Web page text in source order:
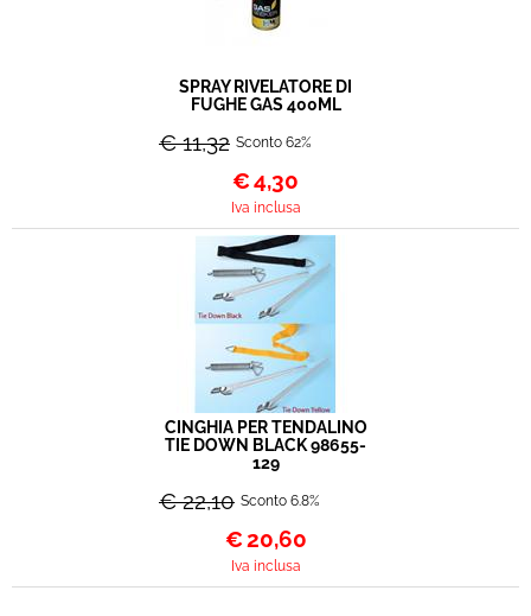
SPRAY RIVELATORE DI
FUGHE GAS 400ML
€ 11,32 Sconto 62%
€4,30
Iva inclusa
CINGHIA PER TENDALINO
TIE DOWN BLACK 98655-
129
€ 22,10 Sconto 6.8%
€20,60
Iva inclusa